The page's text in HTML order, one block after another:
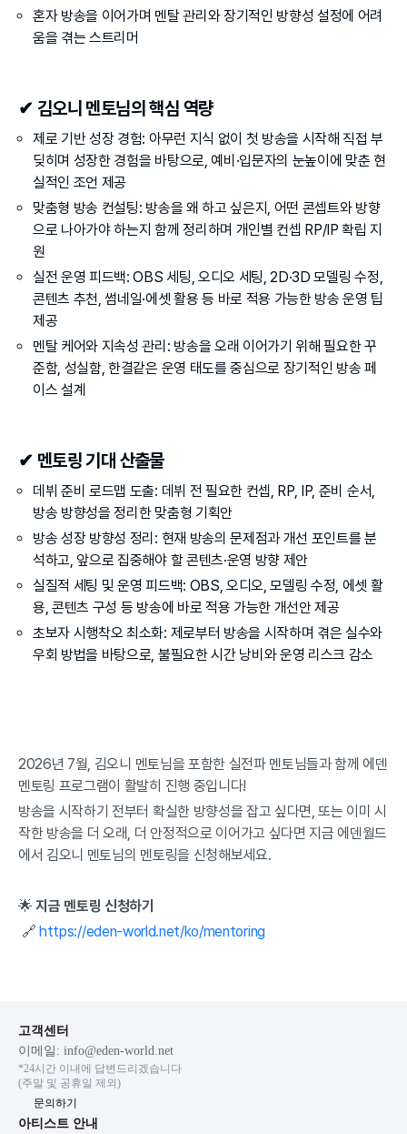
혼자 방송을 이어가며 멘탈 관리와 장기적인 방향성 설정에 어려
움을 겪는 스트리머
✔ 김오니 멘토님의 핵심 역량
제로 기반 성장 경험: 아무런 지식 없이 첫 방송을 시작해 직접 부
딪히며 성장한 경험을 바탕으로, 예비·입문자의 눈높이에 맞춘 현
실적인 조언 제공
맞춤형 방송 컨설팅: 방송을 왜 하고 싶은지, 어떤 콘셉트와 방향
으로 나아가야 하는지 함께 정리하며 개인별 컨셉 RP/IP 확립 지
원
실전 운영 피드백: OBS 세팅, 오디오 세팅, 2D·3D 모델링 수정,
콘텐츠 추천, 썸네일·에셋 활용 등 바로 적용 가능한 방송 운영 팁
제공
멘탈 케어와 지속성 관리: 방송을 오래 이어가기 위해 필요한 꾸
준함, 성실함, 한결같은 운영 태도를 중심으로 장기적인 방송 페
이스 설계
✔ 멘토링 기대 산출물
데뷔 준비 로드맵 도출: 데뷔 전 필요한 컨셉, RP, IP, 준비 순서,
방송 방향성을 정리한 맞춤형 기획안
방송 성장 방향성 정리: 현재 방송의 문제점과 개선 포인트를 분
석하고, 앞으로 집중해야 할 콘텐츠·운영 방향 제안
실질적 세팅 및 운영 피드백: OBS, 오디오, 모델링 수정, 에셋 활
용, 콘텐츠 구성 등 방송에 바로 적용 가능한 개선안 제공
초보자 시행착오 최소화: 제로부터 방송을 시작하며 겪은 실수와
우회 방법을 바탕으로, 불필요한 시간 낭비와 운영 리스크 감소
2026년 7월, 김오니 멘토님을 포함한 실전파 멘토님들과 함께 에덴
멘토링 프로그램이 활발히 진행 중입니다!
방송을 시작하기 전부터 확실한 방향성을 잡고 싶다면, 또는 이미 시
작한 방송을 더 오래, 더 안정적으로 이어가고 싶다면 지금 에덴월드
에서 김오니 멘토님의 멘토링을 신청해보세요.
🌟 지금 멘토링 신청하기
🔗 https://eden-world.net/ko/mentoring
고객센터
이메일: info@eden-world.net
*24시간 이내에 답변드리겠습니다
(주말 및 공휴일 제외)
문의하기
아티스트 안내